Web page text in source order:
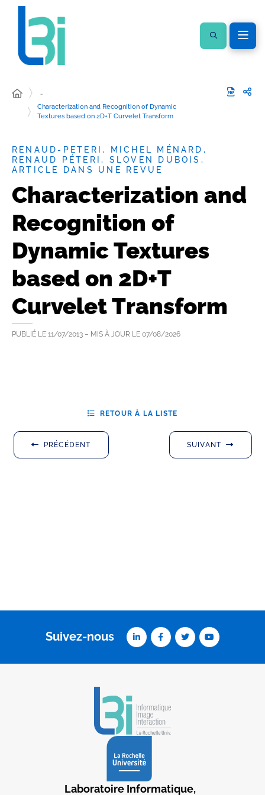
…
Characterization and Recognition of Dynamic
Textures based on 2D+T Curvelet Transform
RENAUD-PETERI, MICHEL MÉNARD,
RENAUD PÉTERI, SLOVEN DUBOIS,
ARTICLE DANS UNE REVUE
Characterization and
Recognition of
Dynamic Textures
based on 2D+T
Curvelet Transform
PUBLIÉ LE 11/07/2013 – MIS À JOUR LE 07/08/2026
PRÉCÉDENT
RETOUR À LA LISTE
SUIVANT
Suivez-nous
Laboratoire Informatique,